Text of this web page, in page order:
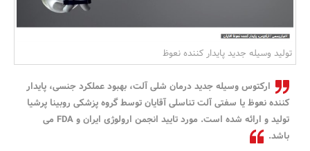
تولید وسیله جدید پایدار کننده نعوظ
ارکتوس وسیله جدید درمان شلی آلت، بهبود عملکرد جنسی، پایدار
کننده نعوظ یا سفتی آلت تناسلی آقایان توسط گروه پزشکی روبینا پرشیا
تولید و ارائه شده است. مورد تایید انجمن ارولوژی ایران و FDA می
باشد.